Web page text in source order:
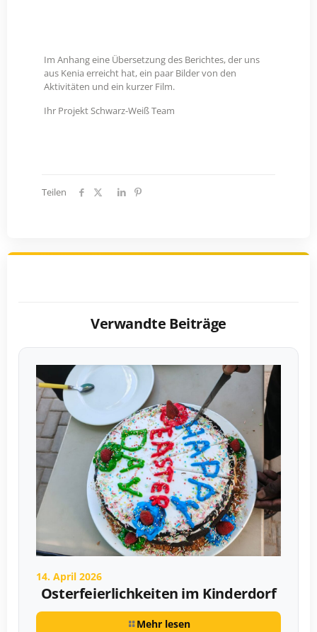
Im Anhang eine Übersetzung des Berichtes, der uns
aus Kenia erreicht hat, ein paar Bilder von den
Aktivitäten und ein kurzer Film.
Ihr Projekt Schwarz-Weiß Team
Teilen
Verwandte Beiträge
14. April 2026
Osterfeierlichkeiten im Kinderdorf
Mehr lesen